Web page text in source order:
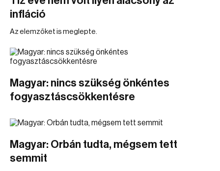
infláció
Az elemzőket is meglepte.
Magyar: nincs szükség önkéntes
fogyasztáscsökkentésre
Magyar: Orbán tudta, mégsem tett
semmit